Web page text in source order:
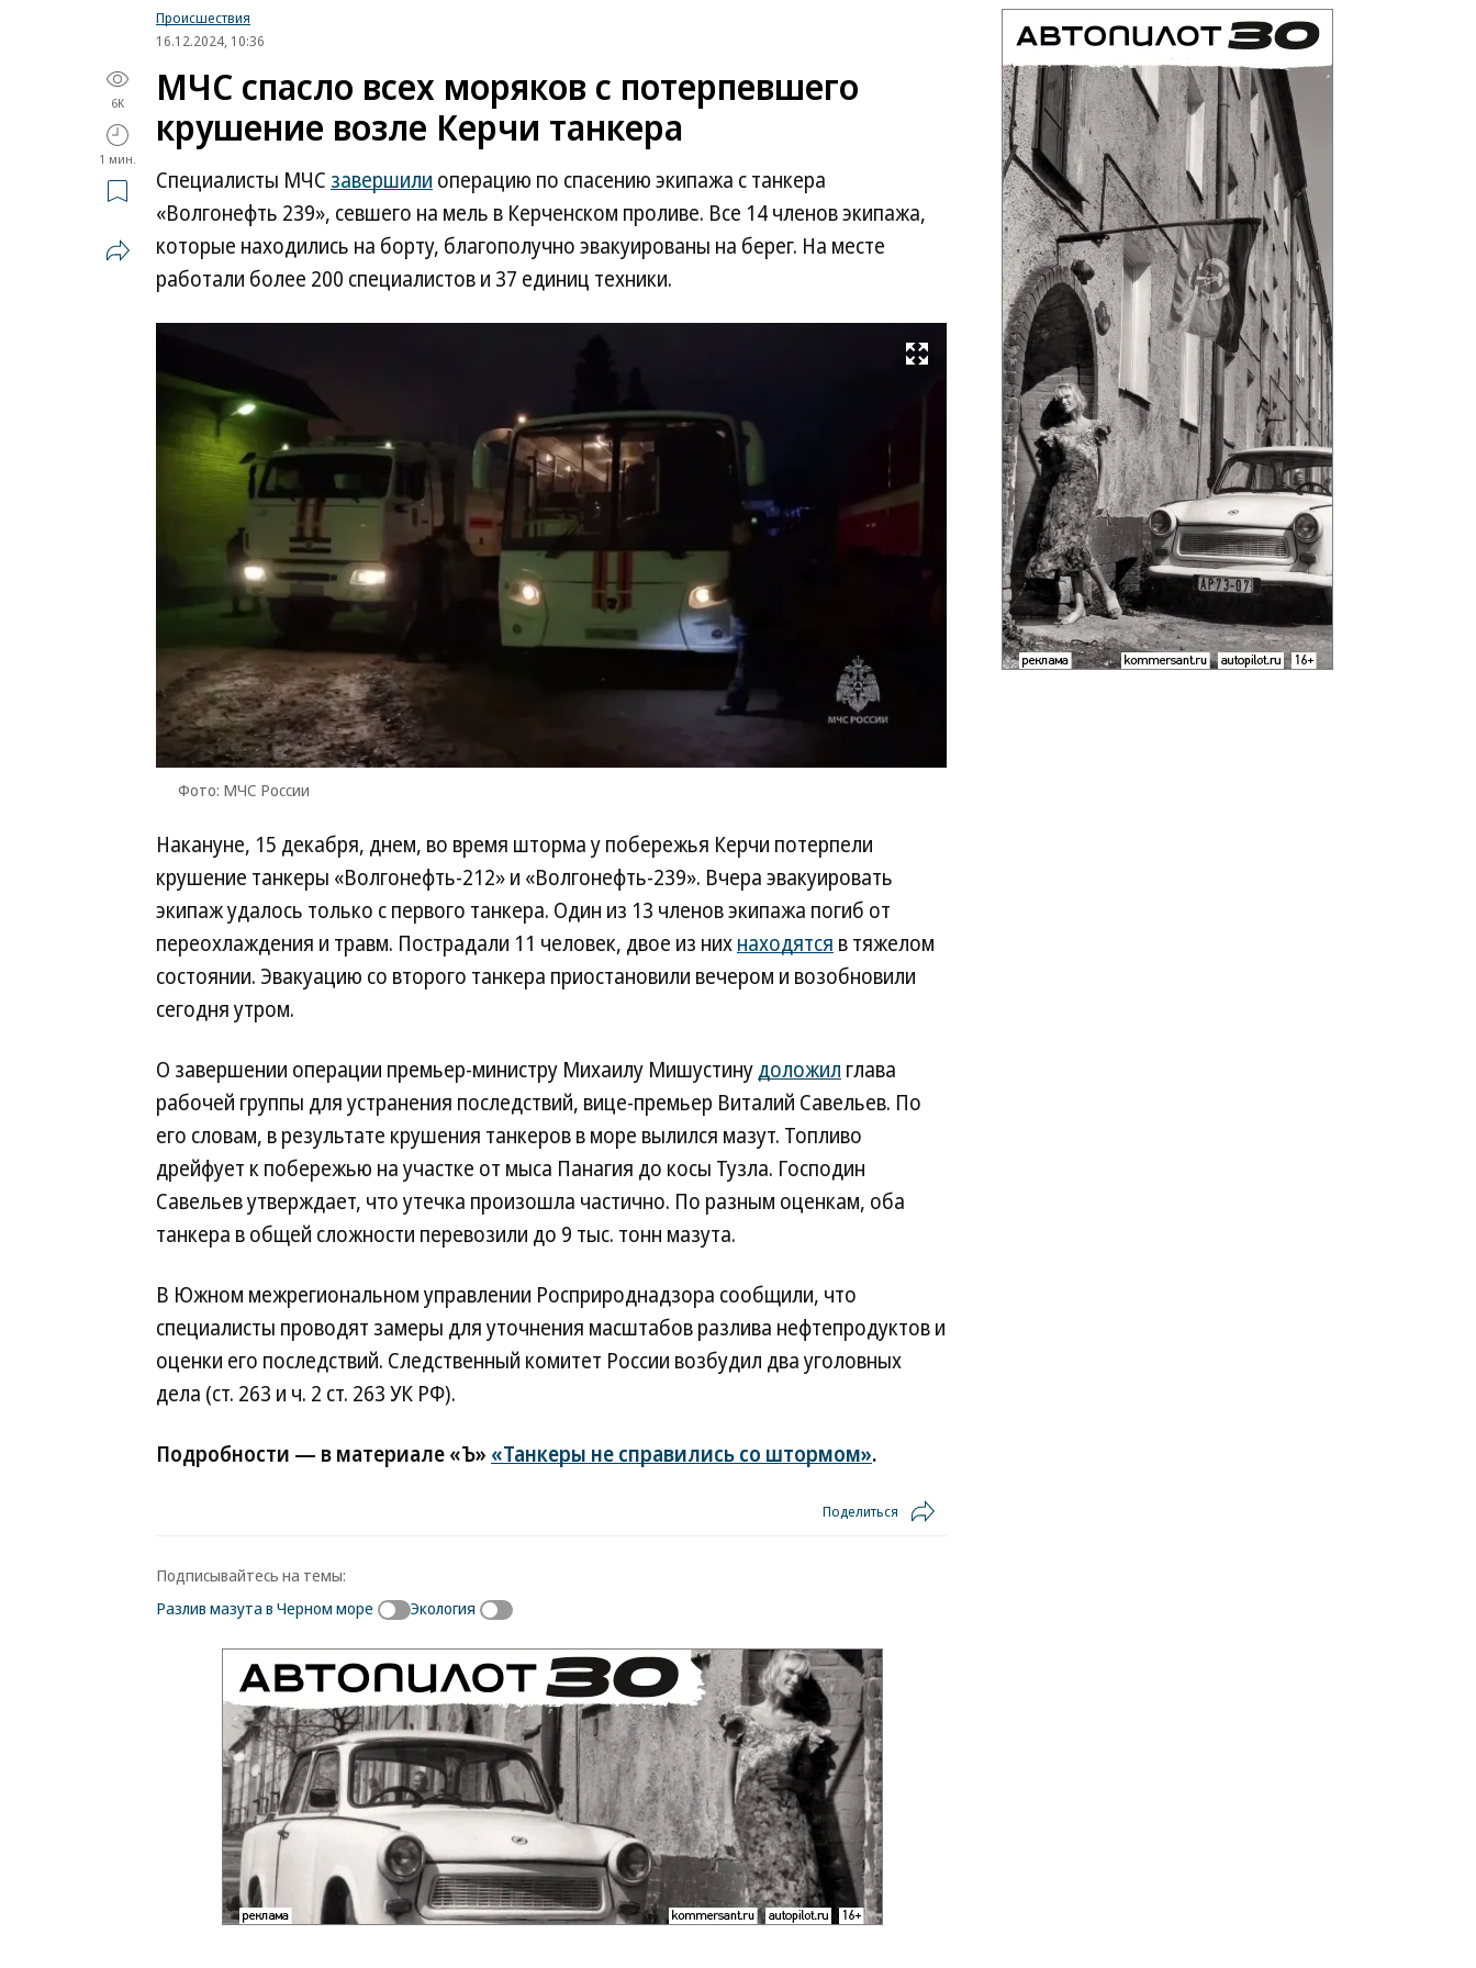
Происшествия
16.12.2024, 10:36
6K
1 мин.
МЧС спасло всех моряков с потерпевшего
крушение возле Керчи танкера
Специалисты МЧС завершили операцию по спасению экипажа с танкера
«Волгонефть 239», севшего на мель в Керченском проливе. Все 14 членов экипажа,
которые находились на борту, благополучно эвакуированы на берег. На месте
работали более 200 специалистов и 37 единиц техники.
Развернуть на весь экран
Фото: МЧС России
Фото:
России
Накануне, 15 декабря, днем, во время шторма у побережья Керчи потерпели
крушение танкеры «Волгонефть-212» и «Волгонефть-239». Вчера эвакуировать
экипаж удалось только с первого танкера. Один из 13 членов экипажа погиб от
переохлаждения и травм. Пострадали 11 человек, двое из нихнаходятся в тяжелом
состоянии. Эвакуацию со второго танкера приостановили вечером и возобновили
сегодня утром.
О завершении операции премьер-министру Михаилу Мишустинудоложил глава
рабочей группы для устранения последствий, вице-премьер Виталий Савельев. По
его словам, в результате крушения танкеров в море вылился мазут. Топливо
дрейфует к побережью на участке от мыса Панагия до косы Тузла. Господин
Савельев утверждает, что утечка произошла частично. По разным оценкам, оба
танкера в общей сложности перевозили до 9 тыс. тонн мазута.
В Южном межрегиональном управлении Росприроднадзора сообщили, что
специалисты проводят замеры для уточнения масштабов разлива нефтепродуктов и
оценки его последствий. Следственный комитет России возбудил два уголовных
дела (ст. 263 и ч. 2 ст. 263 УК РФ).
Подробности — в материале «Ъ» «Танкеры не справились со штормом».
Поделиться
Подписывайтесь на темы:
Разлив мазута в Черном море
Экология